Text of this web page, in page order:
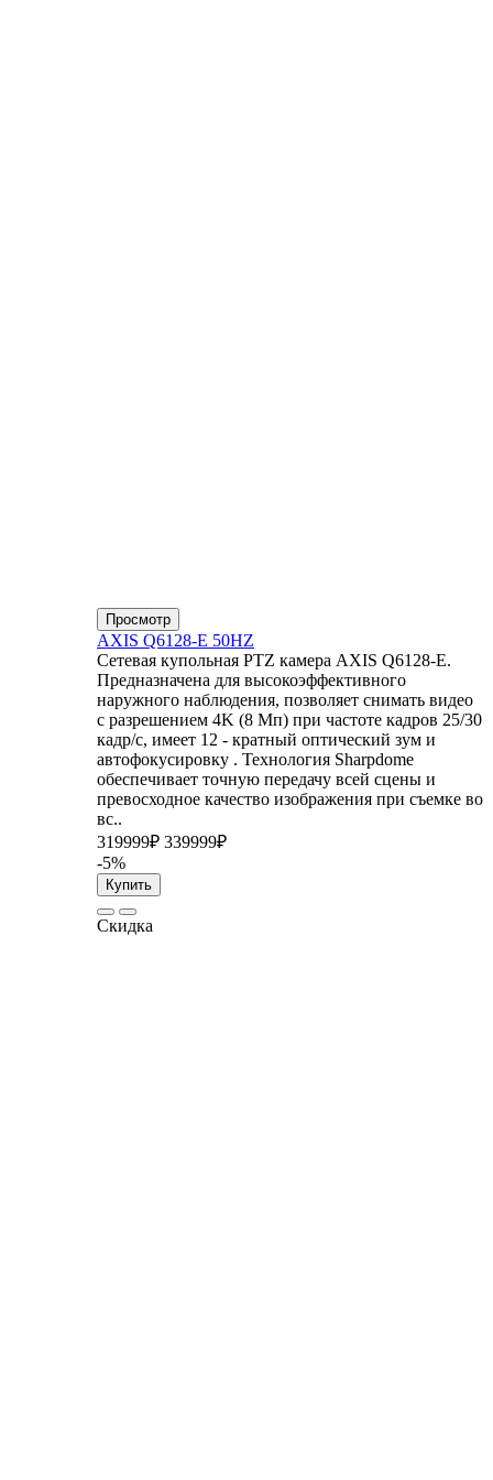
Просмотр
AXIS Q6128-E 50HZ
Сетевая купольная PTZ камера AXIS Q6128-E.
Предназначена для высокоэффективного
наружного наблюдения, позволяет снимать видео
с разрешением 4K (8 Мп) при частоте кадров 25/30
кадр/с, имеет 12 - кратный оптический зум и
автофокусировку . Технология Sharpdome
обеспечивает точную передачу всей сцены и
превосходное качество изображения при съемке во
вс..
319999₽ 339999₽
-5%
Купить
Скидка